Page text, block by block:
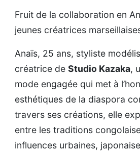
Fruit de la collaboration en
jeunes créatrices
Anaïs, 25 ans, styliste
créatrice de Studio Kazaka,
mode engagée qui met à
esthétiques de la diaspora
travers ses créations, elle
entre les traditions
influences urbaines,